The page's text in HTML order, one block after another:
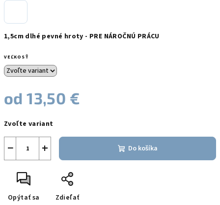
1,5cm dlhé pevné hroty - PRE NÁROČNÚ PRÁCU
VEĽKOSŤ
od13,50 €
cena:
Zvoľte variant
+
− Do košíka
Opýtať sa Zdieľať